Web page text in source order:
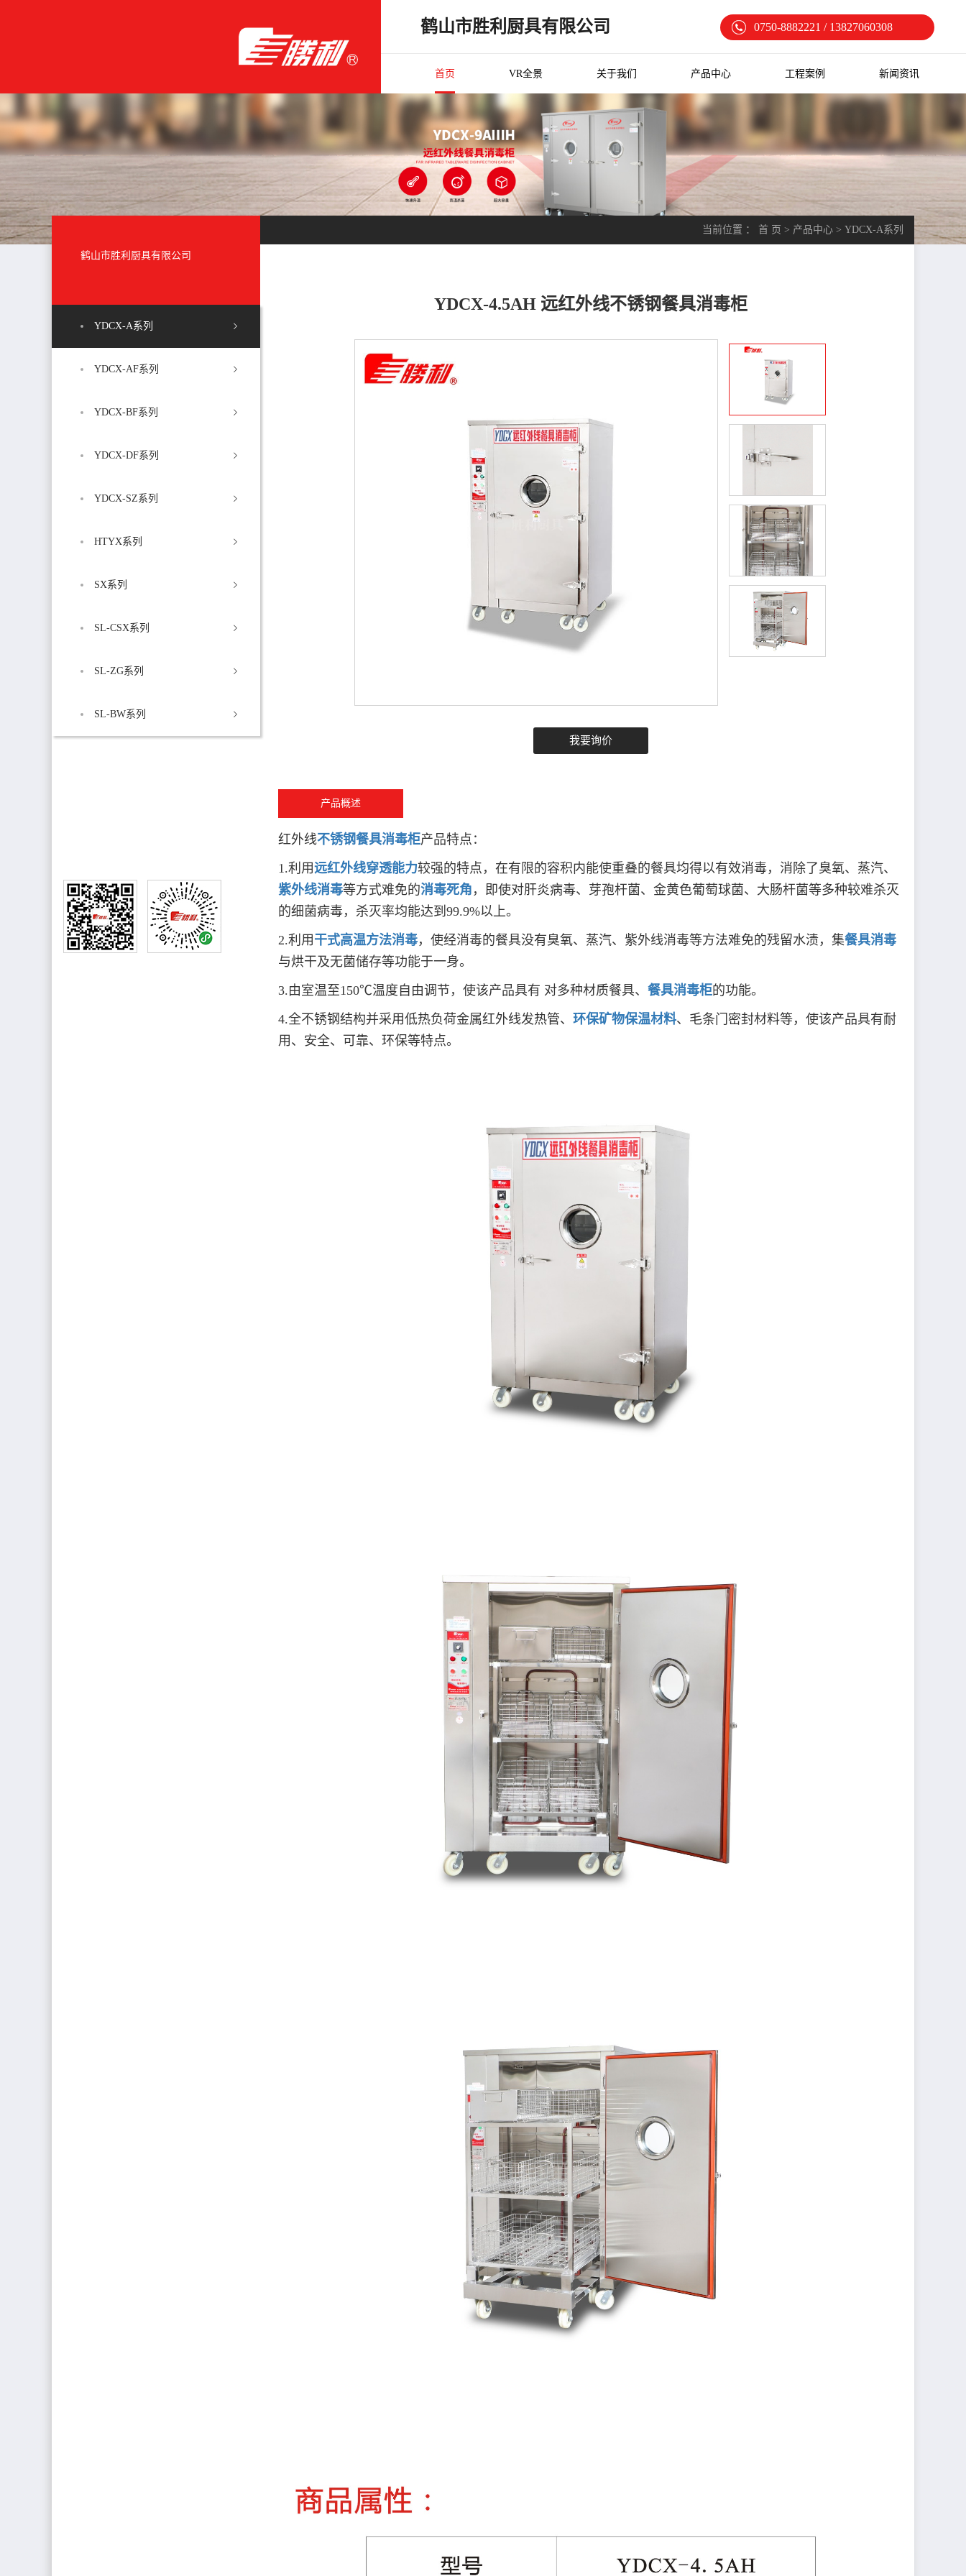
鹤山市胜利厨具有限公司 0750-8882221 / 13827060308
首页 VR全景 关于我们 产品中心 工程案例 新闻资讯
鹤山市胜利厨具有限公司
YDCX-A系列
YDCX-AF系列
YDCX-BF系列
YDCX-DF系列
YDCX-SZ系列
HTYX系列
SX系列
SL-CSX系列
SL-ZG系列
SL-BW系列
当前位置 ： 首 页 > 产品中心 > YDCX-A系列
YDCX-4.5AH 远红外线不锈钢餐具消毒柜
我要询价
产品概述
红外线不锈钢餐具消毒柜产品特点：
1.利用远红外线穿透能力较强的特点，在有限的容积内能使重叠的餐具均得以有效消毒，消除了臭氧、蒸汽、
紫外线消毒等方式难免的消毒死角 ，即使对肝炎病毒、芽孢杆菌、金黄色葡萄球菌、大肠杆菌等多种较难杀灭
的细菌病毒，杀灭率均能达到99.9%以上。
2.利用 干式高温方法消毒，使经消毒的餐具没有臭氧、蒸汽、紫外线消毒等方法难免的残留水渍，集餐具消毒
与烘干及无菌储存等功能于一身。
3.由室温至150℃温度自由调节，使该产品具有 对多种材质餐具、 餐具消毒柜的功能。
4.全不锈钢结构并采用低热负荷金属红外线发热管、 环保矿物保温材料、毛条门密封材料等，使该产品具有耐
用、安全、可靠、环保等特点。